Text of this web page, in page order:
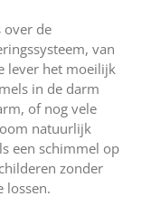
over de
van
lever het moeilijk
in de darm
of nog vele
natuurlijk
een schimmel op
zonder
lossen.